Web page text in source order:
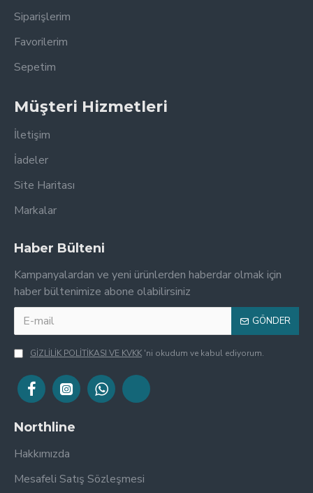
Siparişlerim
Favorilerim
Sepetim
Müşteri Hizmetleri
İletişim
İadeler
Site Haritası
Markalar
Haber Bülteni
Kampanyalardan ve yeni ürünlerden haberdar olmak için
haber bültenimize abone olabilirsiniz
GÖNDER
GİZLİLİK POLİTİKASI VE KVKK 'ni okudum ve kabul ediyorum.
Northline
Hakkımızda
Mesafeli Satış Sözleşmesi